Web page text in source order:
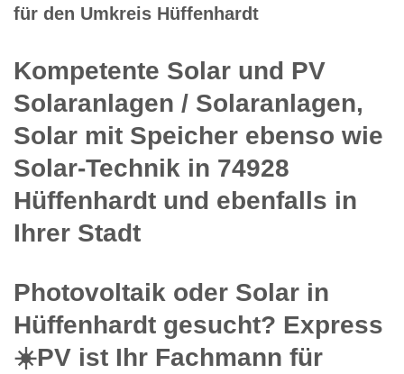
für den Umkreis Hüffenhardt
Kompetente Solar und PV
Solaranlagen / Solaranlagen,
Solar mit Speicher ebenso wie
Solar-Technik in 74928
Hüffenhardt und ebenfalls in
Ihrer Stadt
Photovoltaik oder Solar in
Hüffenhardt gesucht? Express
☀️PV️ ist Ihr Fachmann für